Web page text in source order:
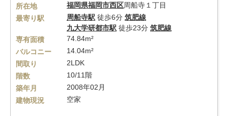
所在地 福岡県福岡市西区周船寺１丁目
最寄り駅
周船寺駅 徒歩6分 筑肥線
九大学研都市駅 徒歩23分 筑肥線
専有面積
74.84m²
バルコニー
14.04m²
間取り
2LDK
階数
10/11階
築年月
2008年02月
建物現況
空家